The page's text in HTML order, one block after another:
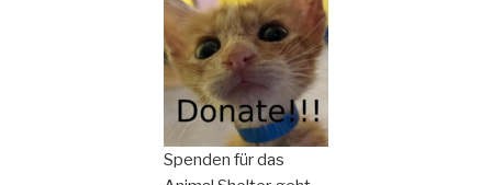
Spenden für das